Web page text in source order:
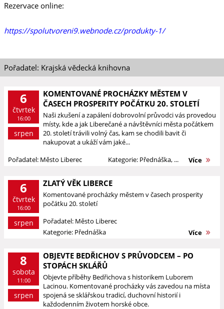
Rezervace online:
https://spolutvoreni9.webnode.cz/produkty-1/
Pořadatel: Krajská vědecká knihovna
6
čtvrtek
16:00
srpen
KOMENTOVANÉ PROCHÁZKY MĚSTEM V
ČASECH PROSPERITY POČÁTKU 20. STOLETÍ
Naši zkušení a zapálení dobrovolní průvodci vás provedou
místy, kde a jak Liberečané a návštěvníci města počátkem
20. století trávili volný čas, kam se chodili bavit či
nakupovat a ukáží vám jaké...
Pořadatel: Město Liberec
Kategorie: Přednáška, ... Více
6
čtvrtek
16:00
srpen
ZLATÝ VĚK LIBERCE
Komentované procházky městem v časech prosperity
počátku 20. století
Pořadatel: Město Liberec
Kategorie: Přednáška
Více
8
sobota
11:00
srpen
OBJEVTE BEDŘICHOV S PRŮVODCEM – PO
STOPÁCH SKLÁŘŮ
Objevte příběhy Bedřichova s historikem Luborem
Lacinou. Komentované procházky vás zavedou na místa
spojená se sklářskou tradicí, duchovní historií i
každodenním životem horské obce.